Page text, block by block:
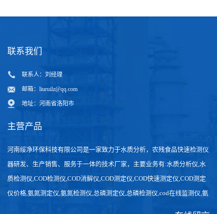
联系我们
联系人：刘经理
邮箱： liuruilz@qq.com
地址：河南省洛阳市
主营产品
河南绥净环保科技有限公司是一家致力于水质分析，农残食品快速检测仪
器研发、生产销售、服务于一体的技术厂家，主要业务有:水质分析仪,水
质检测仪,COD检测仪,COD消解仪,COD测定仪,COD快速测定仪,COD测定
仪价格,氨氮测定仪,氨氮检测仪,总磷测定仪,总磷检测仪,cod在线监测仪,氨